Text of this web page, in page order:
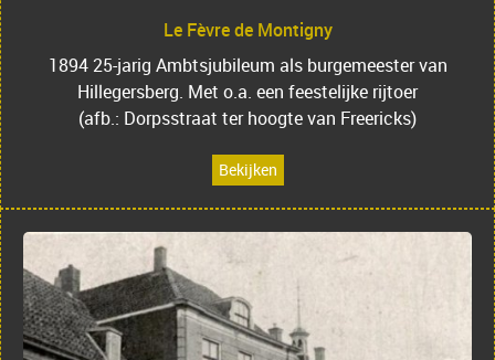
Le Fèvre de Montigny
1894 25-jarig Ambtsjubileum als burgemeester van
Hillegersberg. Met o.a. een feestelijke rijtoer
(afb.: Dorpsstraat ter hoogte van Freericks)
Bekijken